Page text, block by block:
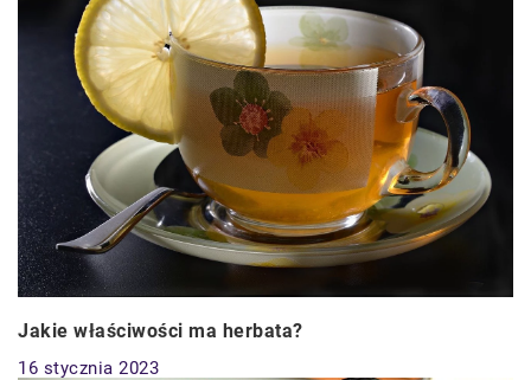
Jakie właściwości ma herbata?
16 stycznia 2023